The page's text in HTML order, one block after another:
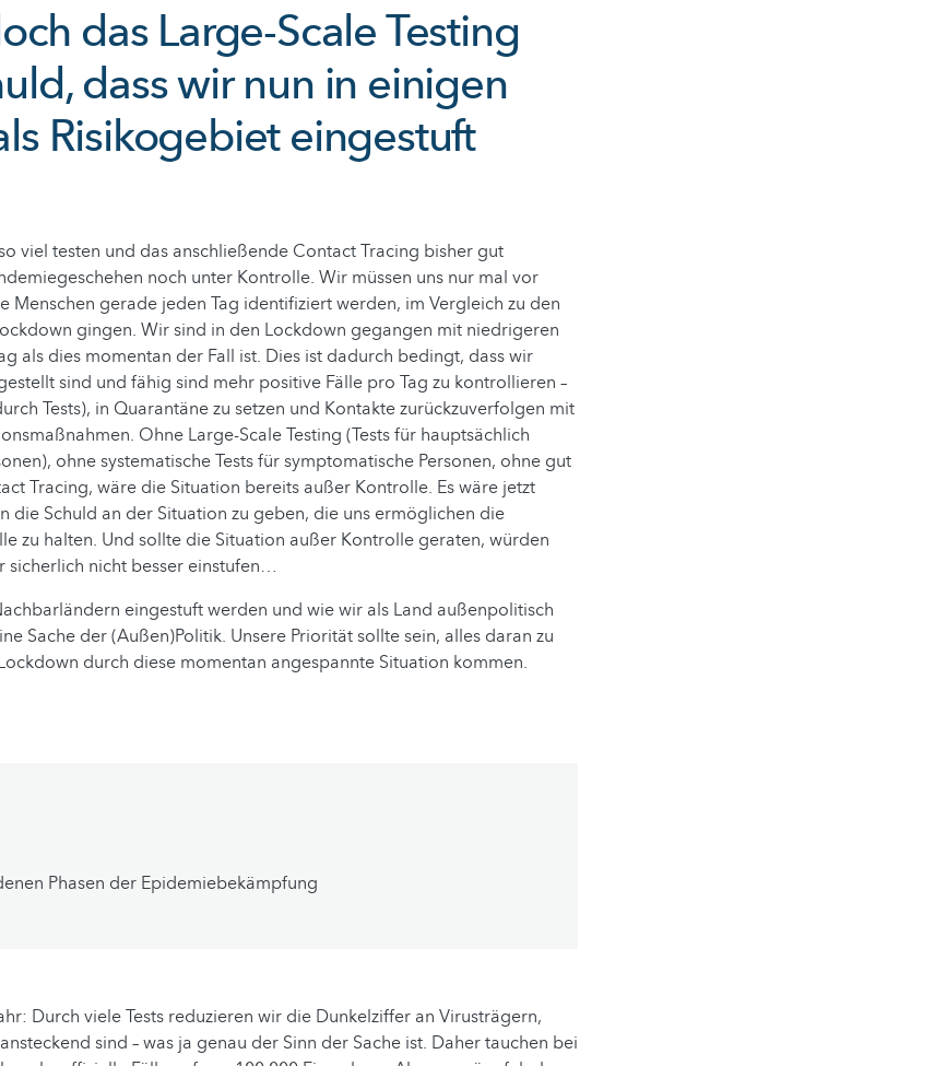
das Large-Scale Testing
dass wir nun in einigen
Risikogebiet eingestuft
viel testen und das anschließende Contact Tracing bisher gut
noch unter Kontrolle. Wir müssen uns nur mal vor
Menschen gerade jeden Tag identifiziert werden, im Vergleich zu den
gingen. Wir sind in den Lockdown gegangen mit niedrigeren
als dies momentan der Fall ist. Dies ist dadurch bedingt, dass wir
sind und fähig sind mehr positive Fälle pro Tag zu kontrollieren –
Tests), in Quarantäne zu setzen und Kontakte zurückzuverfolgen mit
Ohne Large-Scale Testing (Tests für hauptsächlich
ohne systematische Tests für symptomatische Personen, ohne gut
Tracing, wäre die Situation bereits außer Kontrolle. Es wäre jetzt
die Schuld an der Situation zu geben, die uns ermöglichen die
zu halten. Und sollte die Situation außer Kontrolle geraten, würden
sicherlich nicht besser einstufen…
eingestuft werden und wie wir als Land außenpolitisch
Sache der (Außen)Politik. Unsere Priorität sollte sein, alles daran zu
durch diese momentan angespannte Situation kommen.
Phasen der Epidemiebekämpfung
Durch viele Tests reduzieren wir die Dunkelziffer an Virusträgern,
sind – was ja genau der Sinn der Sache ist. Daher tauchen bei